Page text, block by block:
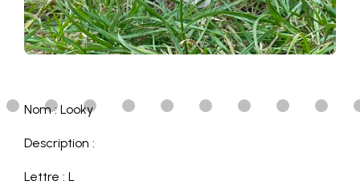
Nom : Looky
Description :
Lettre : L